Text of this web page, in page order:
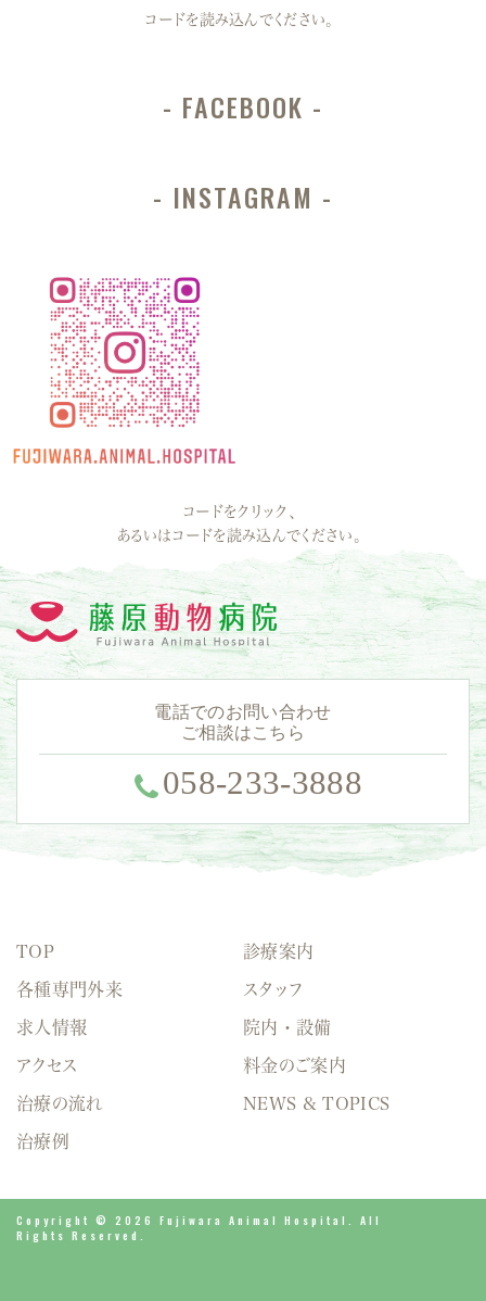
コードを読み込んでください。
FACEBOOK
INSTAGRAM
コードをクリック、
あるいはコードを読み込んでください。
電話でのお問い合わせ
ご相談はこちら
058-233-3888
TOP 診療案内
各種専門外来 スタッフ
求人情報 院内・設備
アクセス 料金のご案内
治療の流れ NEWS & TOPICS
治療例
Copyright © 2026 Fujiwara Animal Hospital. All
Rights Reserved.